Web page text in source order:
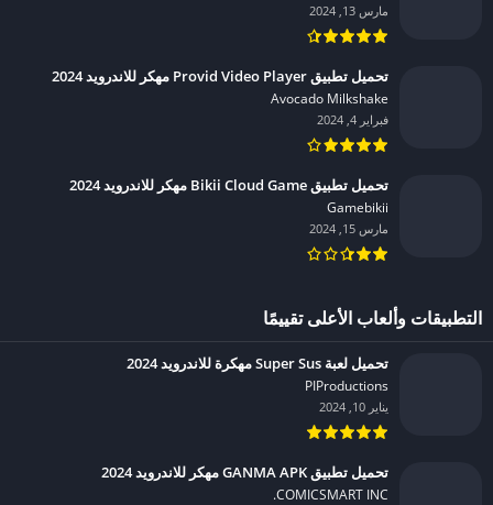
مارس 13, 2024
تحميل تطبيق Provid Video Player مهكر للاندرويد 2024
Avocado Milkshake‏
فبراير 4, 2024
تحميل تطبيق Bikii Cloud Game مهكر للاندرويد 2024
Gamebikii‏
مارس 15, 2024
التطبيقات وألعاب الأعلى تقييمًا
تحميل لعبة Super Sus مهكرة للاندرويد 2024
PIProductions‏
يناير 10, 2024
تحميل تطبيق GANMA APK مهكر للاندرويد 2024
COMICSMART INC.‏